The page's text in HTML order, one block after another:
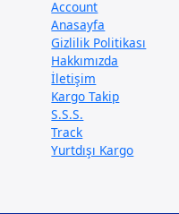
Account
Anasayfa
Gizlilik Politikası
Hakkımızda
İletişim
Kargo Takip
S.S.S.
Track
Yurtdışı Kargo